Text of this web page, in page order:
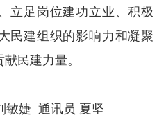
立足岗位建功立业、积极
民建组织的影响力和凝聚
民建力量。
敏婕 通讯员 夏坚